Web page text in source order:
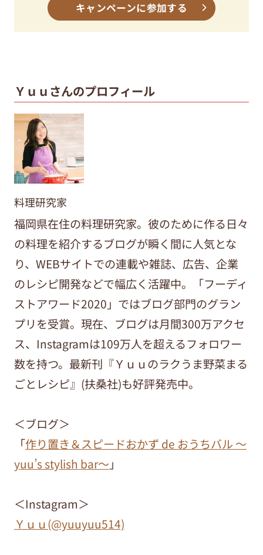
キャンペーンに参加する
Ｙｕｕさんのプロフィール
料理研究家
福岡県在住の料理研究家。彼のために作る日々
の料理を紹介するブログが瞬く間に人気とな
り、WEBサイトでの連載や雑誌、広告、企業
のレシピ開発などで幅広く活躍中。「フーディ
ストアワード2020」ではブログ部門のグラン
プリを受賞。現在、ブログは月間300万アクセ
ス、Instagramは109万人を超えるフォロワー
数を持つ。最新刊『Ｙｕｕのラクうま野菜まる
ごとレシピ』(扶桑社)も好評発売中。
＜ブログ＞
「作り置き＆スピードおかず de おうちバル ～
yuu’s stylish bar～ 」
＜Instagram＞
Ｙｕｕ(@yuuyuu514)